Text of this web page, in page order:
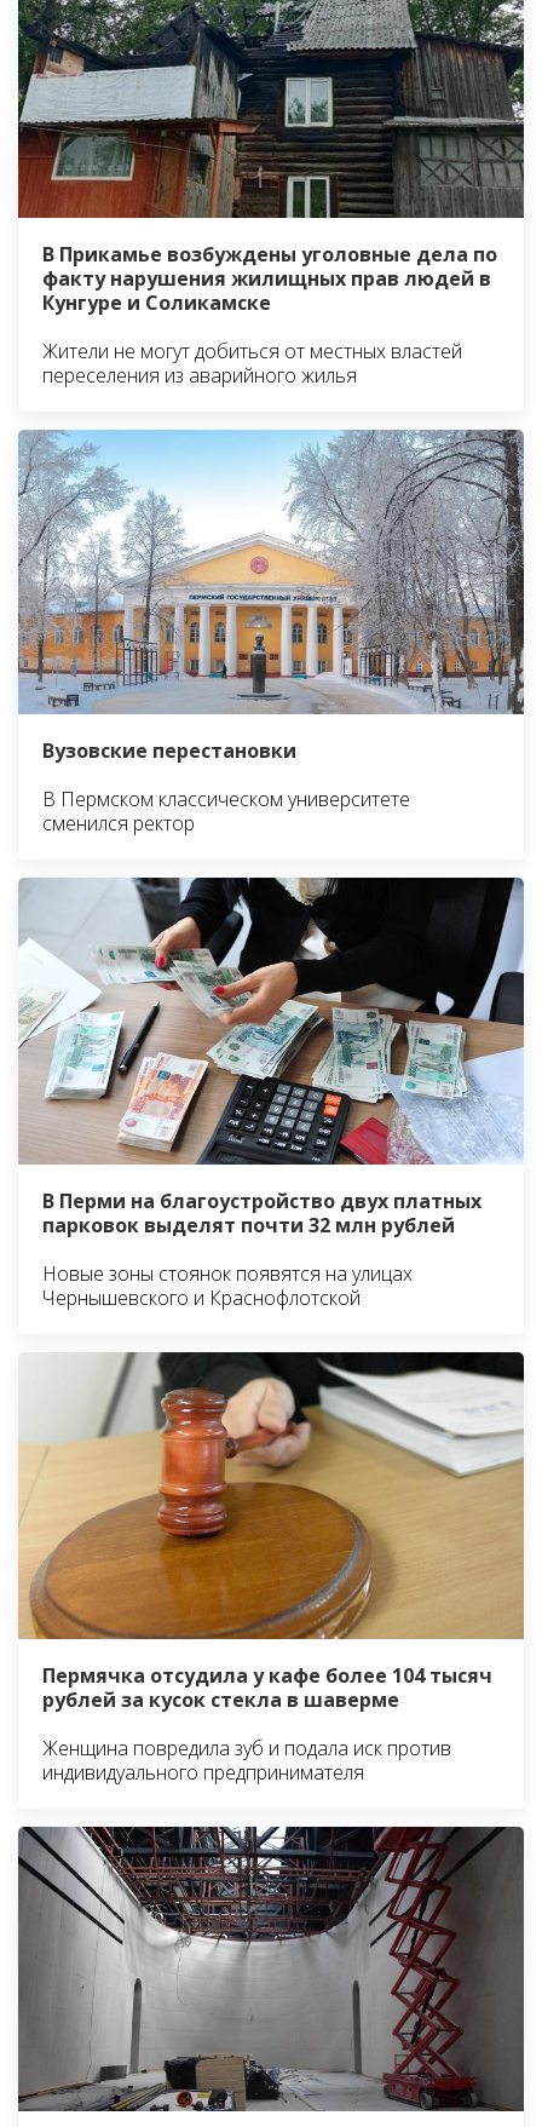
В Прикамье возбуждены уголовные дела по
факту нарушения жилищных прав людей в
Кунгуре и Соликамске
Жители не могут добиться от местных властей
переселения из аварийного жилья
Вузовские перестановки
В Пермском классическом университете
сменился ректор
В Перми на благоустройство двух платных
парковок выделят почти 32 млн рублей
Новые зоны стоянок появятся на улицах
Чернышевского и Краснофлотской
Пермячка отсудила у кафе более 104 тысяч
рублей за кусок стекла в шаверме
Женщина повредила зуб и подала иск против
индивидуального предпринимателя